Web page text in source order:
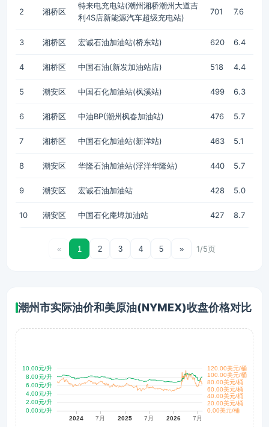
2 湘桥区
特来电充电站(潮州湘桥潮州大道吉
利4S店新能源汽车超级充电站)
701 7.6
3 湘桥区 宏诚石油加油站(桥东站) 620 6.4
4 湘桥区 中国石油(新发加油站店) 518 4.4
5 潮安区 中国石化加油站(枫溪站) 499 6.3
6 湘桥区 中油BP(潮州枫春加油站) 476 5.7
7 湘桥区 中国石化加油站(新洋站) 463 5.1
8 潮安区 华隆石油加油站(浮洋华隆站) 440 5.7
9 潮安区 宏诚石油加油站 428 5.0
10 潮安区 中国石化庵埠加油站 427 8.7
« 1 2 3 4 5 » 1/5页
潮州市实际油价和美原油(NYMEX)收盘价格对比